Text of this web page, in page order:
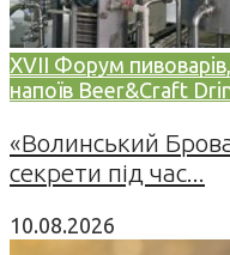
XVII Форум
напоїв Beer&Craft
«Волинський
секрети під час...
10.08.2026